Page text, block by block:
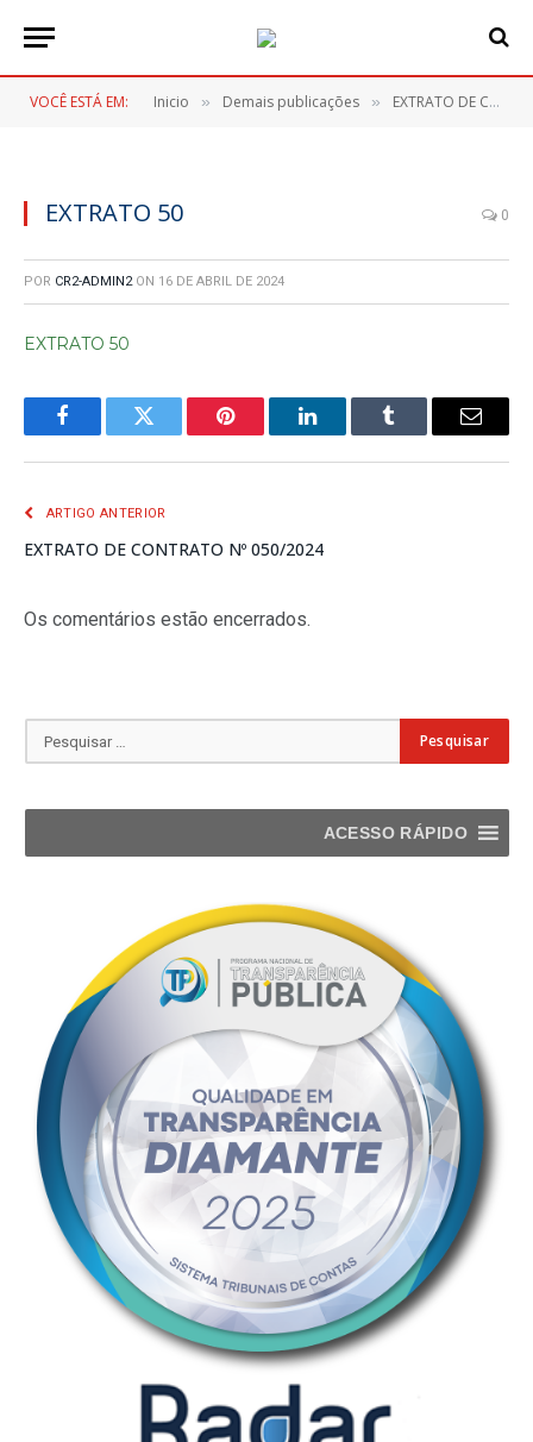
VOCÊ ESTÁ EM: Inicio » Demais publicações » EXTRATO DE CONTRATO Nº 050/2024
EXTRATO 50 0
POR CR2-ADMIN2 ON 16 DE ABRIL DE 2024
EXTRATO 50
FacebookTwitter Pinterest LinkedInTumblr
E-
ARTIGO ANTERIOR
EXTRATO DE CONTRATO Nº 050/2024
Os comentários estão encerrados.
ACESSO RÁPIDO